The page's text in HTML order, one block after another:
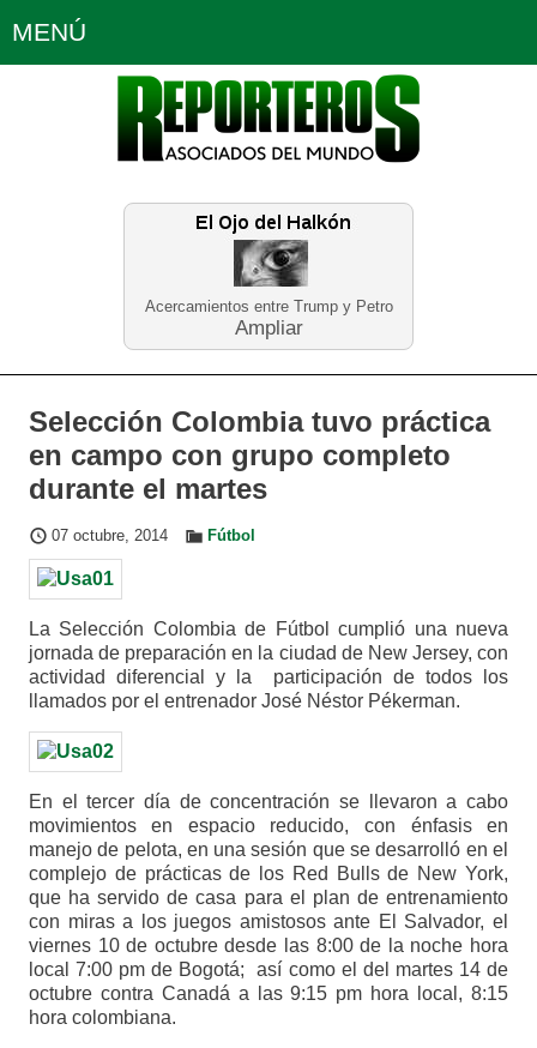
Acercamientos entre Trump y Petro
Ampliar
MENÚ
Política Opinión Bogotá Internacionales
Regiones Judiciales Tecnología
Selección Colombia tuvo práctica
en campo con grupo completo
durante el martes
07 octubre, 2014 Fútbol
La Selección Colombia de Fútbol cumplió una nueva
jornada de preparación en la ciudad de New Jersey, con
actividad diferencial y la participación de todos los
llamados por el entrenador José Néstor Pékerman.
En el tercer día de concentración se llevaron a cabo
movimientos en espacio reducido, con énfasis en
manejo de pelota, en una sesión que se desarrolló en el
complejo de prácticas de los Red Bulls de New York,
que ha servido de casa para el plan de entrenamiento
con miras a los juegos amistosos ante El Salvador, el
viernes 10 de octubre desde las 8:00 de la noche hora
local 7:00 pm de Bogotá; así como el del martes 14 de
octubre contra Canadá a las 9:15 pm hora local, 8:15
hora colombiana.